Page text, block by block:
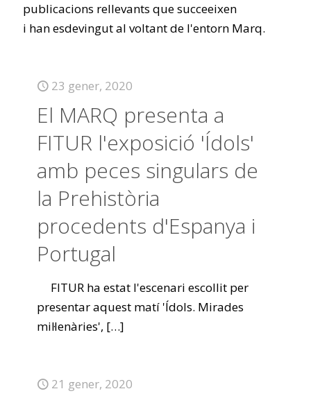
publicacions rellevants que succeeixen
i han esdevingut al voltant de l'entorn Marq.
23 gener, 2020
El MARQ presenta a
FITUR l'exposició 'Ídols'
amb peces singulars de
la Prehistòria
procedents d'Espanya i
Portugal
FITUR ha estat l'escenari escollit per
presentar aquest matí 'Ídols. Mirades
mil·lenàries', […]
21 gener, 2020